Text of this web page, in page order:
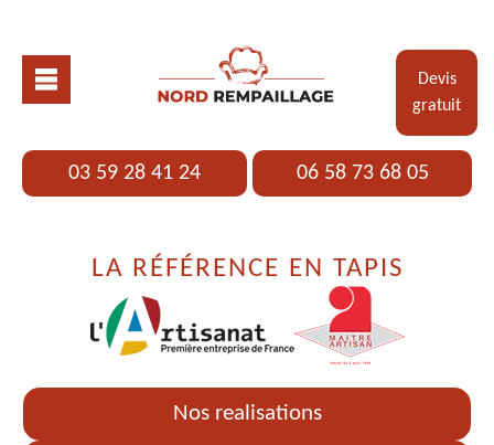
Devis
gratuit
03 59 28 41 24 06 58 73 68 05
LA RÉFÉRENCE EN TAPIS
Nos realisations